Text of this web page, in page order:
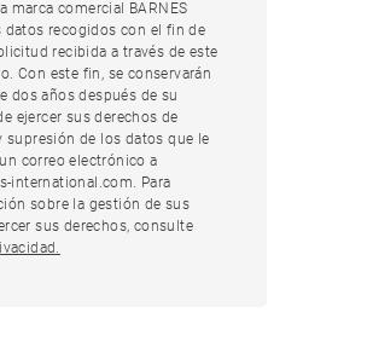
marca comercial BARNES
datos recogidos con el fin de
recibida a través de este
Con este fin, se conservarán
dos años después de su
ejercer sus derechos de
supresión de los datos que le
correo electrónico a
international.com. Para
sobre la gestión de sus
sus derechos, consulte